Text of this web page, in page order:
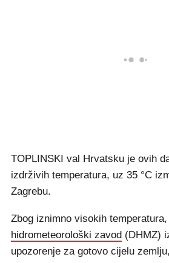
TOPLINSKI val Hrvatsku je ovih
izdrživih temperatura, uz 35 °C
Zagrebu.
Zbog iznimno visokih temperatura,
hidrometeorološki zavod (DHMZ)
upozorenje za gotovo cijelu